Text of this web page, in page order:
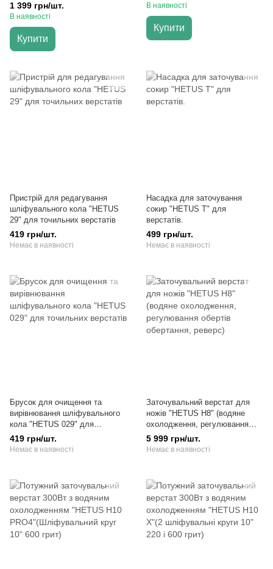
1 399 грн/шт.
В наявності
Купити
В наявності
Купити
Пристрій для редагування
шліфувального кола "HETUS
29" для точильних верстатів
419 грн/шт.
Немає в наявності
Насадка для заточування
сокир "HETUS T" для
верстатів.
499 грн/шт.
Немає в наявності
Брусок для очищення та
вирівнювання шліфувального
кола "HETUS 029" для
точильних верстатів
419 грн/шт.
Немає в наявності
Заточувальний верстат для
ножів "HETUS H8" (водяне
охолодження, регулювання
обертів обертання, реверс)
5 999 грн/шт.
Немає в наявності